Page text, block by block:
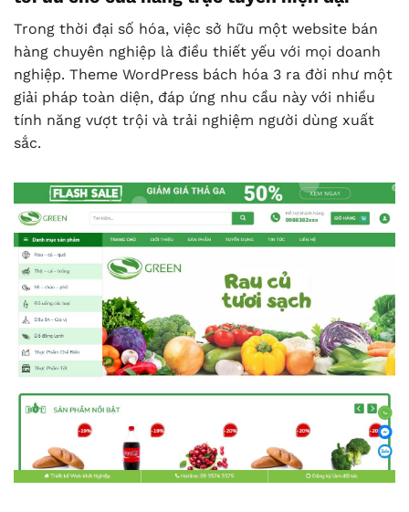
Trong thời đại số hóa, việc sở hữu một website bán
hàng chuyên nghiệp là điều thiết yếu với mọi doanh
nghiệp. Theme WordPress bách hóa 3 ra đời như một
giải pháp toàn diện, đáp ứng nhu cầu này với nhiều
tính năng vượt trội và trải nghiệm người dùng xuất
sắc.